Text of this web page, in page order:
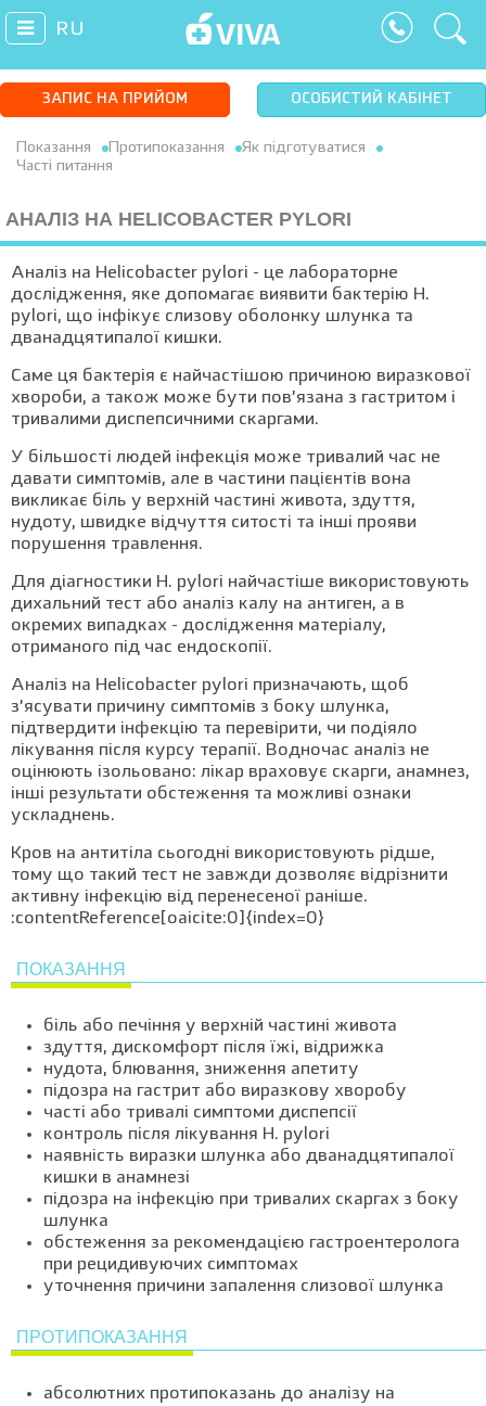
RU
ЗАПИС НА ПРИЙОМ ОСОБИСТИЙ КАБІНЕТ
Показання Протипоказання
Як підготуватися
Часті питання
АНАЛІЗ НА HELICOBACTER PYLORI
Аналіз на Helicobacter pylori - це лабораторне
дослідження, яке допомагає виявити бактерію H.
pylori, що інфікує слизову оболонку шлунка та
дванадцятипалої кишки.
Саме ця бактерія є найчастішою причиною виразкової
хвороби, а також може бути пов’язана з гастритом і
тривалими диспепсичними скаргами.
У більшості людей інфекція може тривалий час не
давати симптомів, але в частини пацієнтів вона
викликає біль у верхній частині живота, здуття,
нудоту, швидке відчуття ситості та інші прояви
порушення травлення.
Для діагностики H. pylori найчастіше використовують
дихальний тест або аналіз калу на антиген, а в
окремих випадках - дослідження матеріалу,
отриманого під час ендоскопії.
Аналіз на Helicobacter pylori призначають, щоб
з’ясувати причину симптомів з боку шлунка,
підтвердити інфекцію та перевірити, чи подіяло
лікування після курсу терапії. Водночас аналіз не
оцінюють ізольовано: лікар враховує скарги, анамнез,
інші результати обстеження та можливі ознаки
ускладнень.
Кров на антитіла сьогодні використовують рідше,
тому що такий тест не завжди дозволяє відрізнити
активну інфекцію від перенесеної раніше.
:contentReference[oaicite:0]{index=0}
ПОКАЗАННЯ
біль або печіння у верхній частині живота
здуття, дискомфорт після їжі, відрижка
нудота, блювання, зниження апетиту
підозра на гастрит або виразкову хворобу
часті або тривалі симптоми диспепсії
контроль після лікування H. pylori
наявність виразки шлунка або дванадцятипалої
кишки в анамнезі
підозра на інфекцію при тривалих скаргах з боку
шлунка
обстеження за рекомендацією гастроентеролога
при рецидивуючих симптомах
уточнення причини запалення слизової шлунка
ПРОТИПОКАЗАННЯ
абсолютних протипоказань до аналізу на